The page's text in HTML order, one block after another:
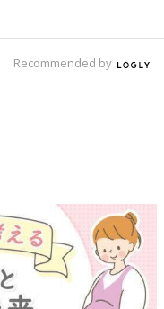
Recommended by